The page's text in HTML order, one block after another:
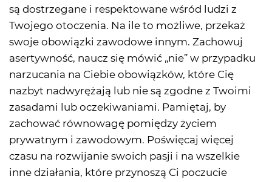
są dostrzegane i respektowane wśród ludzi z
Twojego otoczenia. Na ile to możliwe, przekaż
swoje obowiązki zawodowe innym. Zachowuj
asertywność, naucz się mówić „nie” w przypadku
narzucania na Ciebie obowiązków, które Cię
nazbyt nadwyrężają lub nie są zgodne z Twoimi
zasadami lub oczekiwaniami. Pamiętaj, by
zachować równowagę pomiędzy życiem
prywatnym i zawodowym. Poświęcaj więcej
czasu na rozwijanie swoich pasji i na wszelkie
inne działania, które przynoszą Ci poczucie